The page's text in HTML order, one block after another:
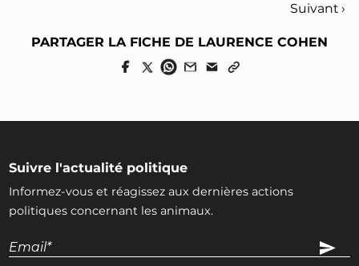
Suivant ›
PARTAGER LA FICHE DE LAURENCE COHEN
Suivre l'actualité politique
Informez-vous et réagissez aux dernières actions
politiques concernant les animaux.